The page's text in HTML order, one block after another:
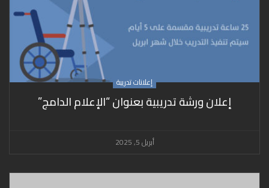
إعلانات تدريبة
إعلان ورشة تدريبية بعنوان “الإعلام الدامج”
أبريل 5, 2025